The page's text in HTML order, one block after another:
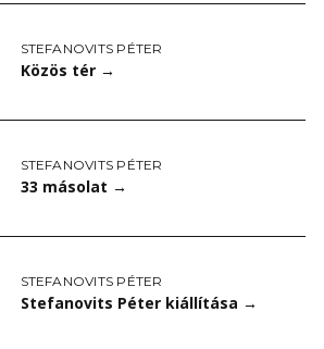
STEFANOVITS PÉTER
Közös tér →
STEFANOVITS PÉTER
33 másolat →
STEFANOVITS PÉTER
Stefanovits Péter kiállítása →